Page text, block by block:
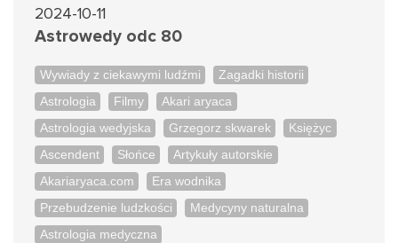
2024-10-11
Astrowedy odc 80
Wywiady z ciekawymi ludźmi
Zagadki historii
Astrologia
Filmy
Akari aryaca
Astrologia wedyjska
Grzegorz skwarek
Księżyc
Ascendent
Słońce
Artykuły autorskie
Akariaryaca.com
Era wodnika
Przebudzenie ludzkości
Medycyny naturalna
Astrologia medyczna